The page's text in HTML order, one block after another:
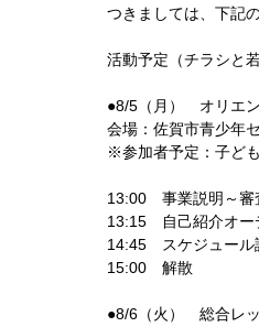
つきましては、下記
活動予定（チラシと
●8/5（月） オリエ
会場：佐賀市青少年
※参加者予定：子ど
13:00 事業説明～審
13:15 自己紹介オー
14:45 スケジュール
15:00 解散
●8/6（火） 総合レッ